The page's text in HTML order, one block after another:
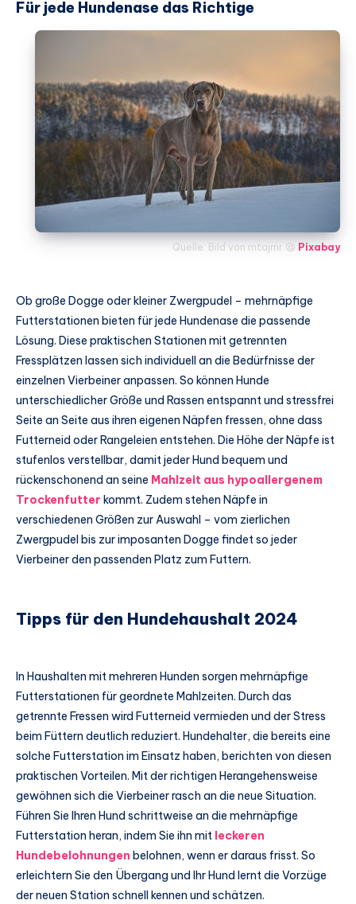
Für jede Hundenase das Richtige
Quelle: Bild von mtajmr @ Pixabay
Ob große Dogge oder kleiner Zwergpudel – mehrnäpfige
Futterstationen bieten für jede Hundenase die passende
Lösung. Diese praktischen Stationen mit getrennten
Fressplätzen lassen sich individuell an die Bedürfnisse der
einzelnen Vierbeiner anpassen. So können Hunde
unterschiedlicher Größe und Rassen entspannt und stressfrei
Seite an Seite aus ihren eigenen Näpfen fressen, ohne dass
Futterneid oder Rangeleien entstehen. Die Höhe der Näpfe ist
stufenlos verstellbar, damit jeder Hund bequem und
rückenschonend an seine Mahlzeit aus hypoallergenem
Trockenfutter kommt. Zudem stehen Näpfe in
verschiedenen Größen zur Auswahl – vom zierlichen
Zwergpudel bis zur imposanten Dogge findet so jeder
Vierbeiner den passenden Platz zum Futtern.
Tipps für den Hundehaushalt 2024
In Haushalten mit mehreren Hunden sorgen mehrnäpfige
Futterstationen für geordnete Mahlzeiten. Durch das
getrennte Fressen wird Futterneid vermieden und der Stress
beim Füttern deutlich reduziert. Hundehalter, die bereits eine
solche Futterstation im Einsatz haben, berichten von diesen
praktischen Vorteilen. Mit der richtigen Herangehensweise
gewöhnen sich die Vierbeiner rasch an die neue Situation.
Führen Sie Ihren Hund schrittweise an die mehrnäpfige
Futterstation heran, indem Sie ihn mit leckeren
Hundebelohnungen belohnen, wenn er daraus frisst. So
erleichtern Sie den Übergang und Ihr Hund lernt die Vorzüge
der neuen Station schnell kennen und schätzen.